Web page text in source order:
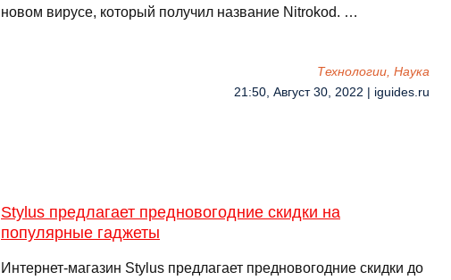
новом вирусе, который получил название Nitrokod. …
Технологии, Наука
21:50, Август 30, 2022 | iguides.ru
Stylus предлагает предновогодние скидки на
популярные гаджеты
Интернет-магазин Stylus предлагает предновогодние скидки до